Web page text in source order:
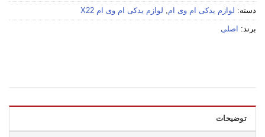
دسته: لوازم یدکی ام وی ام, لوازم یدکی ام وی ام X22
برند: اصلی
توضیحات